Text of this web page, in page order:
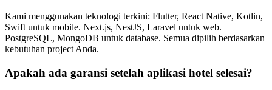
Kami menggunakan teknologi terkini: Flutter, React Native, Kotlin,
Swift untuk mobile. Next.js, NestJS, Laravel untuk web.
PostgreSQL, MongoDB untuk database. Semua dipilih berdasarkan
kebutuhan project Anda.
Apakah ada garansi setelah aplikasi hotel selesai?